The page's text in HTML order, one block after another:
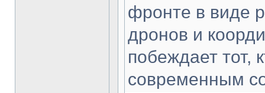
фронте в виде
дронов и
побеждает тот,
современным